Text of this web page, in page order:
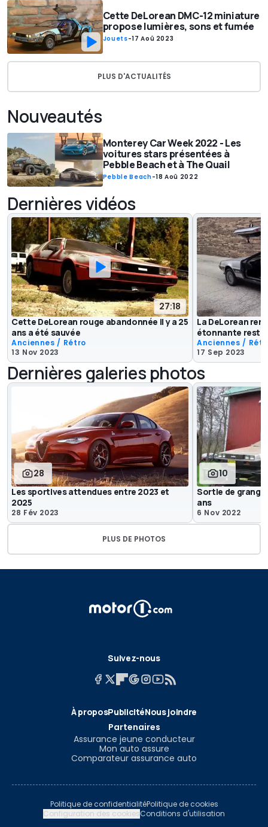
Cette DeLorean DMC-12 miniature
propose lumières, sons et fumée
Jouets-17 Aoû 2023
PLUS D'ACTUALITÉS
Nouveautés
Monterey Car Week 2022 - Les
voitures stars présentées à
Pebble Beach et à The Quail
Pebble Beach-18 Aoû 2022
Dernières vidéos
27:18
Cette DeLorean rouge abandonnée il y a 25
ans a été sauvée
Anciennes / Rétro
13 Nov 2023
La DeLorean
étonnante
Anciennes /
17 Sep 2023
Dernières galeries photos
28
Les sportives attendues entre 2023 et
2025
28 Fév 2023
10
Sortie de grange
ans
6 Nov 2022
PLUS DE PHOTOS
Suivez-nous
À proposPublicitéNous joindre
Partenaires
Assurance jeune conducteur
Mon auto assure
Comparateur assurance auto
Politique de confidentialitéPolitique de cookies
Configuration des cookiesConditions d'utilisation